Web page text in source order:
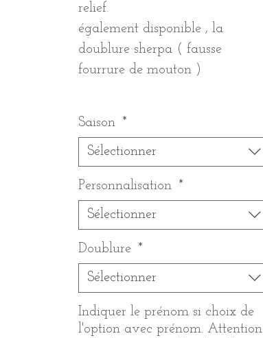
relief.
également disponible , la
doublure sherpa ( fausse
fourrure de mouton )
Saison *
Sélectionner
Personnalisation *
Sélectionner
Doublure *
Sélectionner
Indiquer le prénom si choix de
l'option avec prénom. Attention